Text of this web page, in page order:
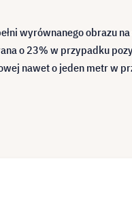
wyrównanego obrazu
o 23% w przypadku
nawet o jeden metr w